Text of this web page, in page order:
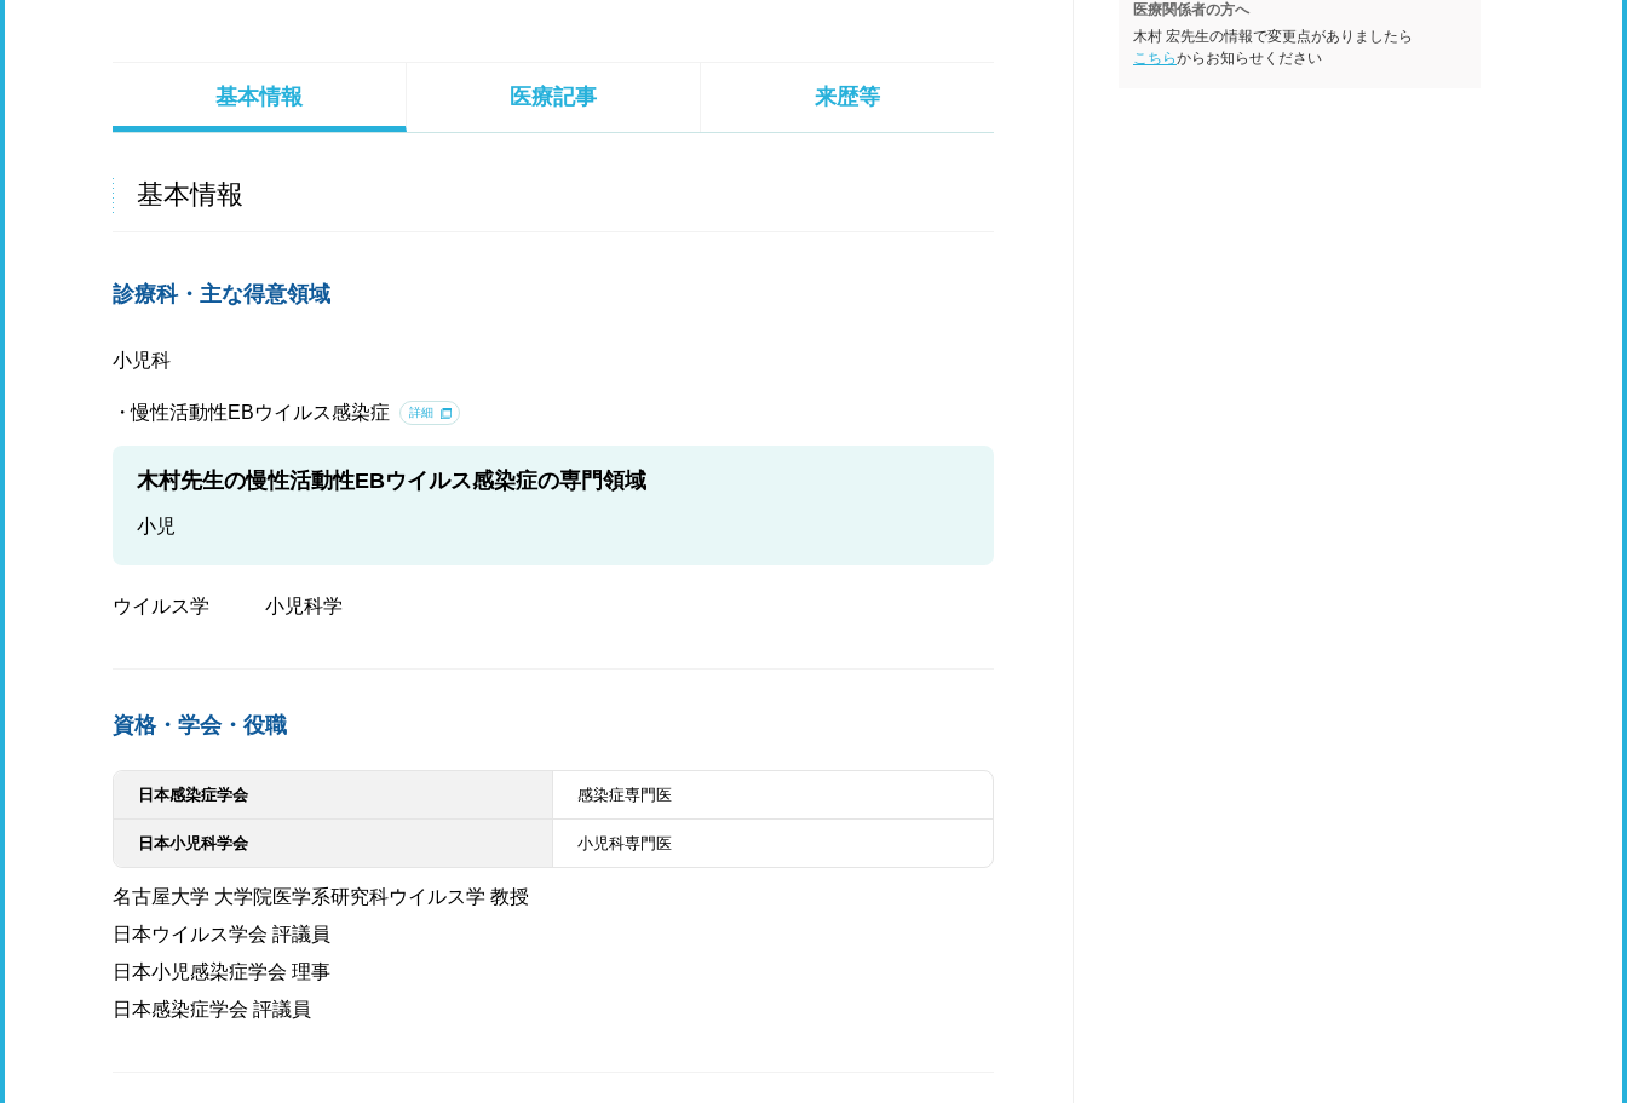
基本情報 医療記事 来歴等
基本情報
診療科・主な得意領域
小児科
慢性活動性EBウイルス感染症 詳細
木村先生の慢性活動性EBウイルス感染症の専門領域
小児
ウイルス学 小児科学
資格・学会・役職
日本感染症学会 感染症専門医
日本小児科学会 小児科専門医
名古屋大学 大学院医学系研究科ウイルス学 教授
日本ウイルス学会 評議員
日本小児感染症学会 理事
日本感染症学会 評議員
医療関係者の方へ
木村 宏先生の情報で変更点がありましたら
こちらからお知らせください